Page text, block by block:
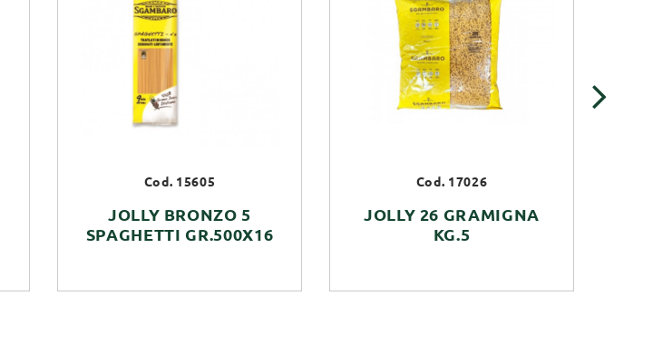
Cod. 15605
JOLLY BRONZO 5
SPAGHETTI GR.500X16
Cod. 17026
JOLLY 26 GRAMIGNA
KG.5